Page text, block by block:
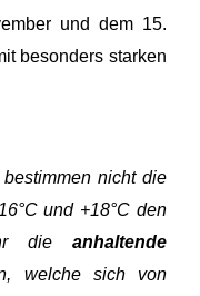
und dem 15.
besonders starken
nicht die
und +18°C den
die anhaltende
welche sich von